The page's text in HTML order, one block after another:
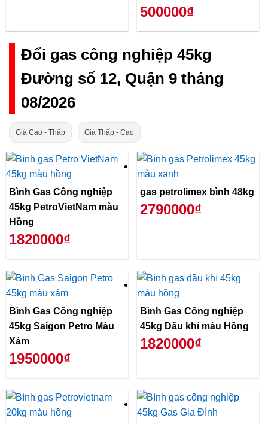
500000₫
Đổi gas công nghiệp 45kg
Đường số 12, Quận 9 tháng
08/2026
Giá Cao - Thấp Giá Thấp - Cao
Bình Gas Công nghiệp
45kg PetroVietNam màu
Hồng
1820000₫
gas petrolimex bình 48kg
2790000₫
Bình Gas Công nghiệp
45kg Saigon Petro Màu
Xám
1950000₫
Bình Gas Công nghiệp
45kg Dầu khí màu Hồng
1820000₫